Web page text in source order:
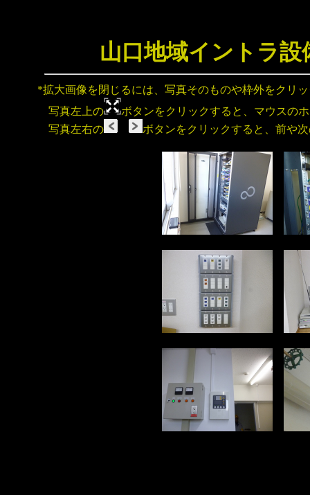
山口地域イントラ
*拡大画像を閉じるには、写真そのものや枠外をクリ
写真左上の
ボタンをクリックすると、マウスの
写真左右の
ボタンをクリックすると、前や